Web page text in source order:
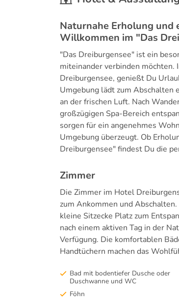
Naturnahe Erholung
Willkommen im "Das
"Das Dreiburgensee" ist ein
miteinander verbinden möchten.
Dreiburgensee, genießt Du
Umgebung lädt zum Abschalten
an der frischen Luft. Nach
großzügigen Spa-Bereich
sorgen für ein angenehmes
Umgebung überzeugt. Ob
Dreiburgensee" findest Du die
Zimmer
Die Zimmer im Hotel
zum Ankommen und
kleine Sitzecke Platz zum
nach einem aktiven Tag in der
Verfügung. Die komfortablen
Handtüchern machen das
Bad mit bodentiefer Dusche oder
Duschwanne und WC
Föhn